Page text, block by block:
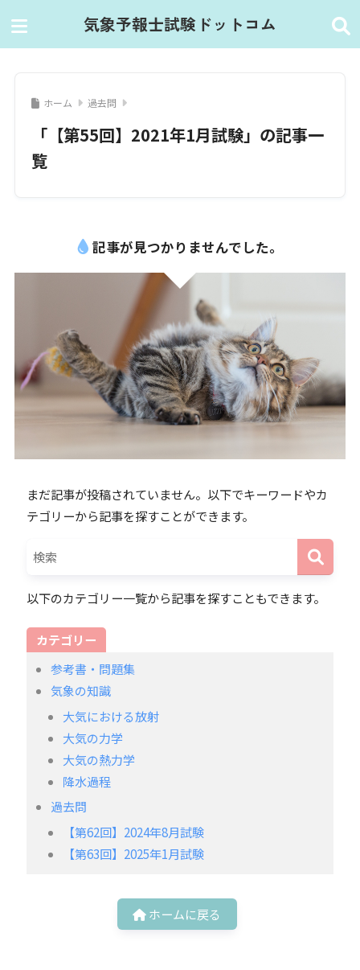
気象予報士試験ドットコム
ホーム 過去問
「【第55回】2021年1月試験」の記事一
覧
記事が見つかりませんでした。
まだ記事が投稿されていません。以下でキーワードやカ
テゴリーから記事を探すことができます。
以下のカテゴリー一覧から記事を探すこともできます。
カテゴリー
参考書・問題集
気象の知識
大気における放射
大気の力学
大気の熱力学
降水過程
過去問
【第62回】2024年8月試験
【第63回】2025年1月試験
ホームに戻る